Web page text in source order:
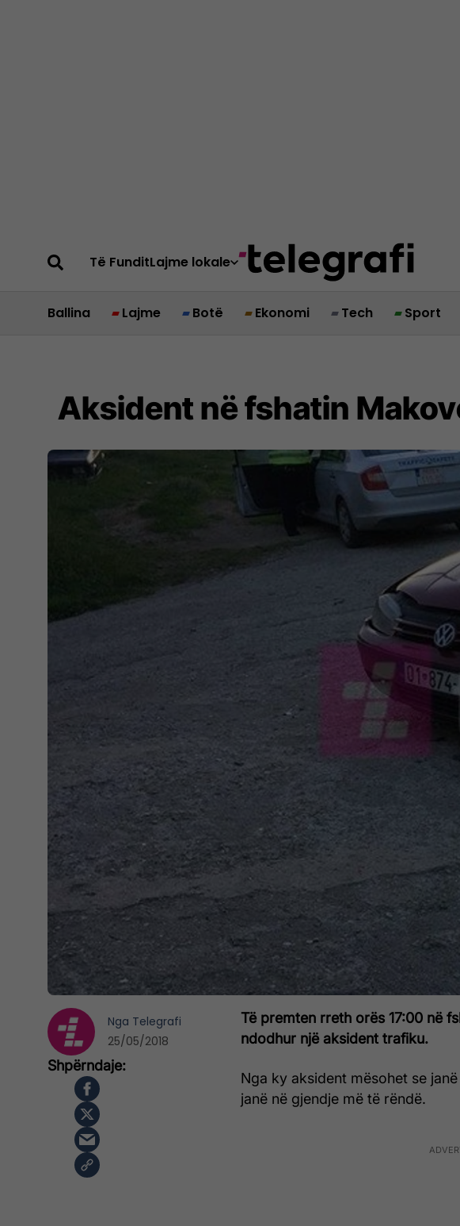
Të FunditLajme lokale
Ballina Lajme Botë Ekonomi Tech Sport
Aksident në fshatin
Të premten rreth orës 17:00 në
ndodhur një aksident trafiku.
Nga ky aksident mësohet se
janë në gjendje më të rëndë.
Nga Telegrafi
25/05/2018